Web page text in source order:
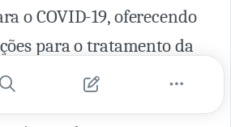
o COVID-19, oferecendo
para o tratamento da
em que esses